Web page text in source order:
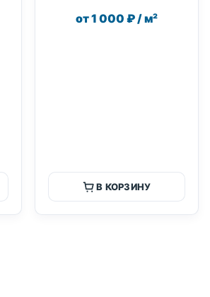
от 1 000 ₽ / м²
В КОРЗИНУ